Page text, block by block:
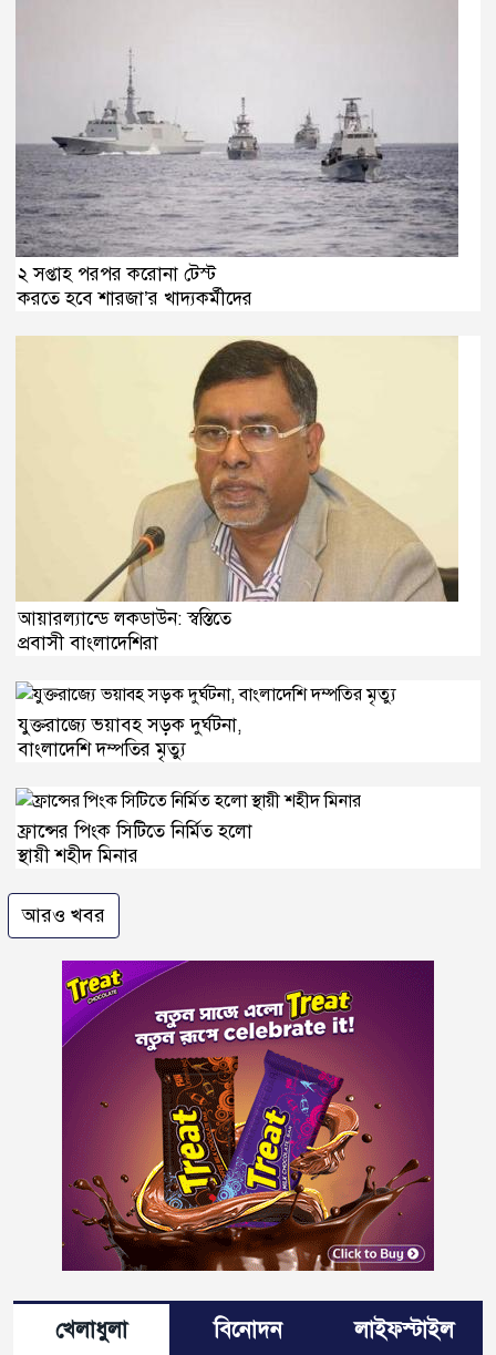
২ সপ্তাহ পরপর করোনা টেস্ট
করতে হবে শারজা’র খাদ্যকর্মীদের
আয়ারল্যান্ডে লকডাউন: স্বস্তিতে
প্রবাসী বাংলাদেশিরা
যুক্তরাজ্যে ভয়াবহ সড়ক দুর্ঘটনা,
বাংলাদেশি দম্পতির মৃত্যু
ফ্রান্সের পিংক সিটিতে নির্মিত হলো
স্থায়ী শহীদ মিনার
আরও খবর
খেলাধুলা বিনোদন লাইফস্টাইল